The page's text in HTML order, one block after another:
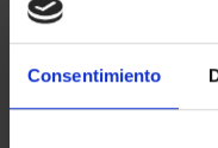
Consentimiento